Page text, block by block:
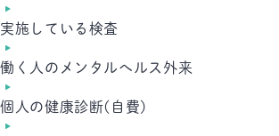
実施している検査
働く人のメンタルへルス外来
個人の健康診断(自費)